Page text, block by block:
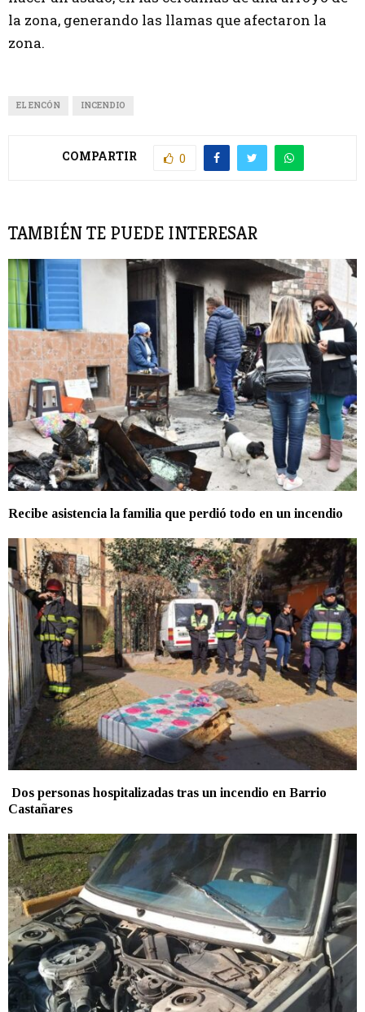
la zona, generando las llamas que afectaron la
zona.
EL ENCÓN INCENDIO
COMPARTIR 0
TAMBIÉN TE PUEDE INTERESAR
Recibe asistencia la familia que perdió todo en un incendio
Dos personas hospitalizadas tras un incendio en Barrio
Castañares